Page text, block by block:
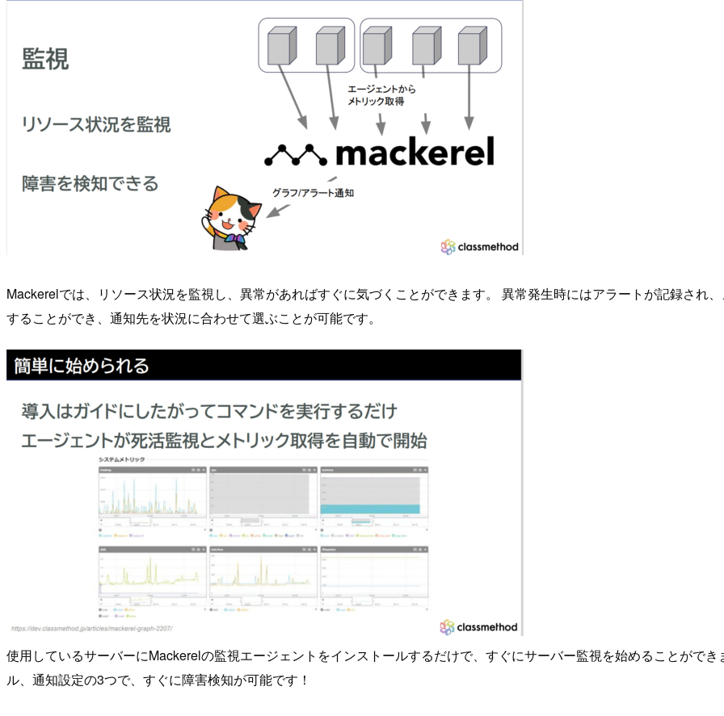
Mackerelでは、リソース状況を監視し、異常があればすぐに気づくことができます。 異常発生時にはアラートが記録され
することができ、通知先を状況に合わせて選ぶことが可能です。
使用しているサーバーにMackerelの監視エージェントをインストールするだけで、すぐにサーバー監視を始めることがで
ル、通知設定の3つで、すぐに障害検知が可能です！